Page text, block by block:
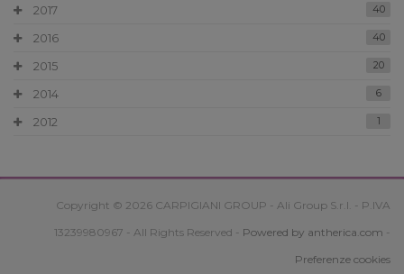
2017 40
2016 40
2015 20
2014 6
2012 1
Copyright © 2026 CARPIGIANI GROUP - Ali Group S.r.l. - P.IVA
13239980967 - All Rights Reserved - Powered by antherica.com -
Preferenze cookies